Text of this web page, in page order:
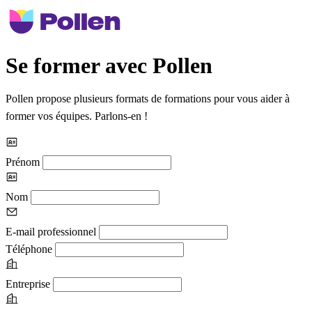
Se former avec Pollen
Pollen propose plusieurs formats de formations pour vous aider à
former vos équipes. Parlons-en !
Prénom
Nom
E-mail professionnel
Téléphone
Entreprise